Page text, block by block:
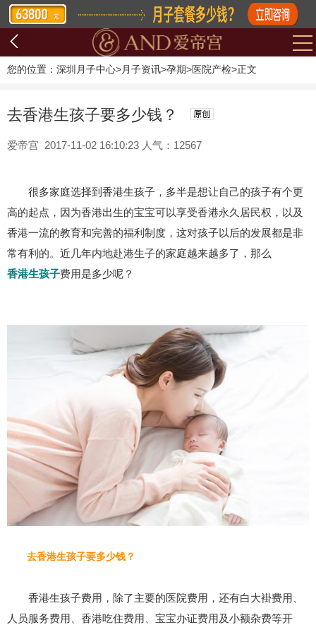
您的位置： 深圳月子中心>月子资讯>孕期>医院产检>正文
去香港生孩子要多少钱？
爱帝宫 2017-11-02 16:10:23 人气：12567
很多家庭选择到香港生孩子，多半是想让自己的孩子有个更
高的起点，因为香港出生的宝宝可以享受香港永久居民权，以及
香港一流的教育和完善的福利制度，这对孩子以后的发展都是非
常有利的。近几年内地赴港生子的家庭越来越多了，那么
香港生孩子费用是多少呢？
去香港生孩子要多少钱？
香港生孩子费用，除了主要的医院费用，还有白大褂费用、
人员服务费用、香港吃住费用、宝宝办证费用及小额杂费等开